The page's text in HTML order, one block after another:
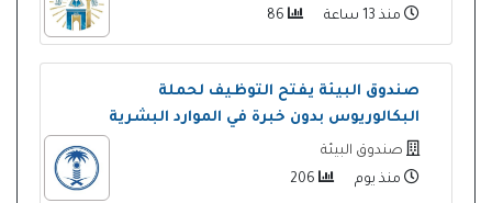
منذ 13 ساعة
صندوق البيئة يفتح التوظيف لحملة
البكالوريوس بدون خبرة في الموارد البشرية
صندوق البيئة
منذ يوم